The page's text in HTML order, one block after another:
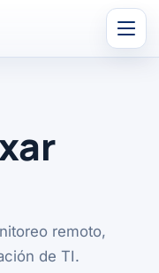
remoto,
de TI.